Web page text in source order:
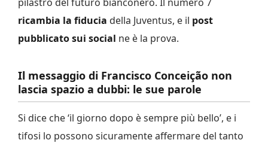
ricambia la fiducia della Juventus, e il post
pubblicato sui social ne è la prova.
Il messaggio di Francisco Conceição non
lascia spazio a dubbi: le sue parole
Si dice che ‘il giorno dopo è sempre più bello’, e i
tifosi lo possono sicuramente affermare del tanto